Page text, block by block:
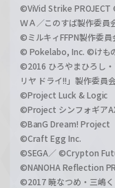
©ViVid Strike PROJECT
ＷＡ／このすば製作委員
©ミルキィFFPN製作委員
© Pokelabo, Inc. ©けも
©2016 ひろやまひろし
リヤ ドライ!!」製作委員
©Project Luck & Logic
©Project シンフォギア
©BanG Dream! Project
©Craft Egg Inc.
©SEGA／ ©Crypton
©NANOHA Reflection
©2017 暁なつめ・三嶋